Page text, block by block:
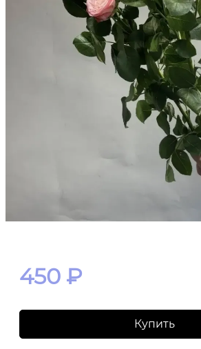
450 ₽
Купить